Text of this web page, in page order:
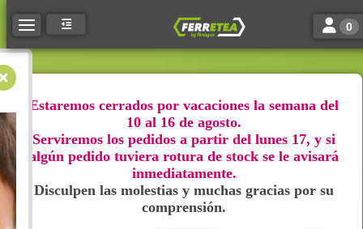
Toggle navigation Toggle
0
Estaremos cerrados por vacaciones la semana del
10 al 16 de agosto.
Serviremos los pedidos a partir del lunes 17, y si
algún pedido tuviera rotura de stock se le avisará
inmediatamente.
Disculpen las molestias y muchas gracias por su
comprensión.